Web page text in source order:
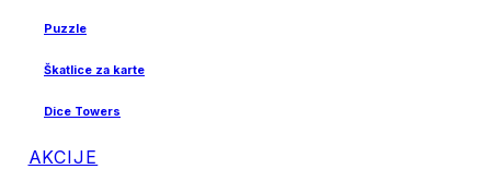
Puzzle
Škatlice za karte
Dice Towers
AKCIJE